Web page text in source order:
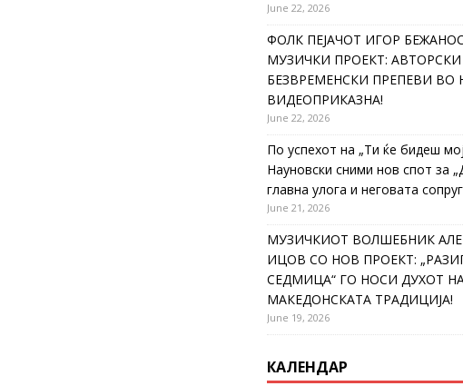
June 22, 2026
ФОЛК ПЕЈАЧОТ ИГОР
МУЗИЧКИ ПРОЕКТ:
БЕЗВРЕМЕНСКИ ПРЕПЕВИ ВО
ВИДЕОПРИКАЗНА!
June 22, 2026
По успехот на „Ти ќе бидеш
Науновски сними нов спот за
главна улога и неговата
June 21, 2026
МУЗИЧКИОТ ВОЛШЕБНИК
ИЦОВ СО НОВ ПРОЕКТ:
СЕДМИЦА“ ГО НОСИ ДУХОТ
МАКЕДОНСКАТА ТРАДИЦИЈА!
June 19, 2026
КАЛЕНДАР